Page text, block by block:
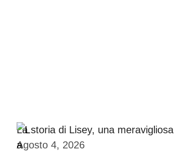
La storia di Lisey, una
Agosto 4, 2026